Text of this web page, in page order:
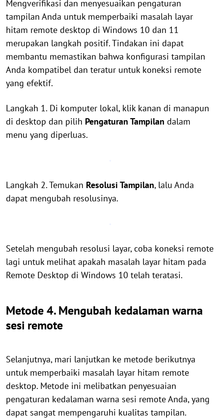
Mengverifikasi dan menyesuaikan pengaturan
tampilan Anda untuk memperbaiki masalah layar
hitam remote desktop di Windows 10 dan 11
merupakan langkah positif. Tindakan ini dapat
membantu memastikan bahwa konfigurasi tampilan
Anda kompatibel dan teratur untuk koneksi remote
yang efektif.
Langkah 1. Di komputer lokal, klik kanan di manapun
di desktop dan pilih Pengaturan Tampilan dalam
menu yang diperluas.
Langkah 2. Temukan Resolusi Tampilan, lalu Anda
dapat mengubah resolusinya.
Setelah mengubah resolusi layar, coba koneksi remote
lagi untuk melihat apakah masalah layar hitam pada
Remote Desktop di Windows 10 telah teratasi.
Metode 4. Mengubah kedalaman warna
sesi remote
Selanjutnya, mari lanjutkan ke metode berikutnya
untuk memperbaiki masalah layar hitam remote
desktop. Metode ini melibatkan penyesuaian
pengaturan kedalaman warna sesi remote Anda, yang
dapat sangat mempengaruhi kualitas tampilan.